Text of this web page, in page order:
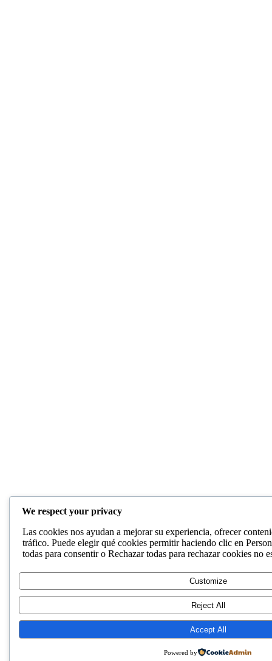
We respect your privacy
Las cookies nos ayudan a mejorar su experiencia, ofrecer
tráfico. Puede elegir qué cookies permitir haciendo clic en
todas para consentir o Rechazar todas para rechazar cookies no
Customize
Reject All
Accept All
Powered by